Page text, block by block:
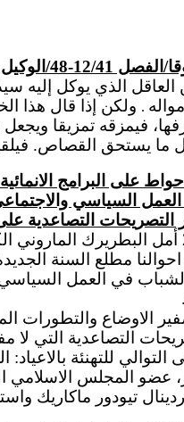
/ الفصل 12/41-48/الوكيل الأمين
العاقل الذي يوكل
. ولكن إذا قال هذا
فيمزقه تمزيقا
ما يستحق القصاص.
على البرامج
السياسي
التصريحات التصاعدية
وطنية - 21/12/2010 أمل
مطلع السنة
في العمل السياسي
والتطورات
التصاعدية التي لا
التوالي للتهنئة
عضو المجلس
تيودور ماكاريك